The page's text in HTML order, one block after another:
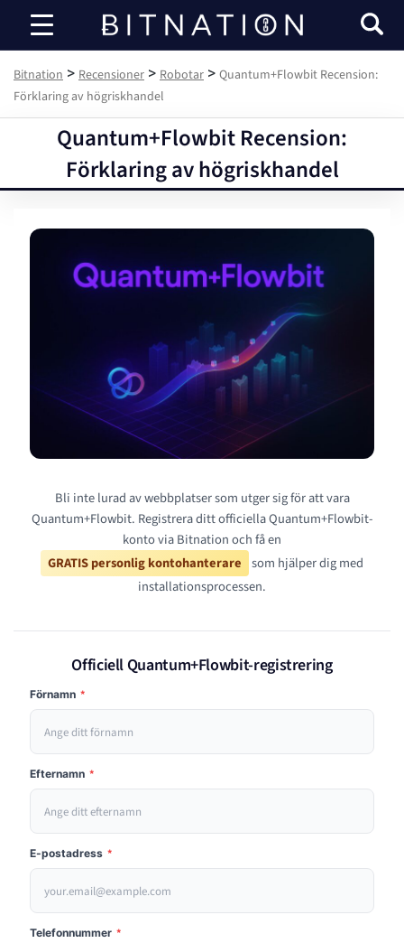
Bitnation
Bitnation > Recensioner > Robotar > Quantum+Flowbit Recension:
Förklaring av högriskhandel
Quantum+Flowbit Recension:
Förklaring av högriskhandel
Bli inte lurad av webbplatser som utger sig för att vara
Quantum+Flowbit. Registrera ditt officiella Quantum+Flowbit-
konto via Bitnation och få en
GRATIS personlig kontohanterare som hjälper dig med
installationsprocessen.
Officiell Quantum+Flowbit-registrering
Förnamn *
Efternamn *
E-postadress *
Telefonnummer *